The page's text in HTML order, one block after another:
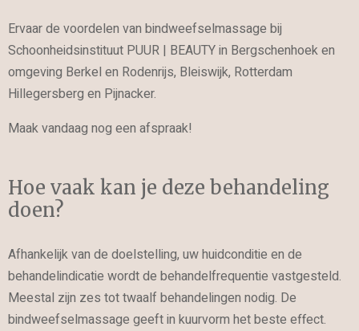
Ervaar de voordelen van bindweefselmassage bij
Schoonheidsinstituut PUUR | BEAUTY in Bergschenhoek en
omgeving Berkel en Rodenrijs, Bleiswijk, Rotterdam
Hillegersberg en Pijnacker.
Maak vandaag nog een afspraak!
Hoe vaak kan je deze behandeling
doen?
Afhankelijk van de doelstelling, uw huidconditie en de
behandelindicatie wordt de behandelfrequentie vastgesteld.
Meestal zijn zes tot twaalf behandelingen nodig. De
bindweefselmassage geeft in kuurvorm het beste effect.